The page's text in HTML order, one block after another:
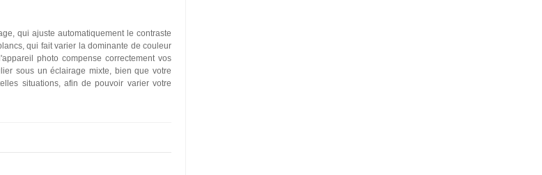
qui ajuste automatiquement le contraste
qui fait varier la dominante de couleur
photo compense correctement vos
sous un éclairage mixte, bien que votre
situations, afin de pouvoir varier votre